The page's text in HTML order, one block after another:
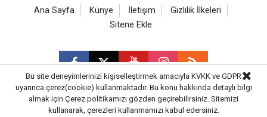
Ana Sayfa Künye İletişim
Gizlilik İlkeleri
Sitene Ekle
CM Bilişim
Bu site deneyimlerinizi kişiselleştirmek amacıyla KVKK ve GDPR
uyarınca çerez(cookie) kullanmaktadır. Bu konu hakkında detaylı bilgi
almak için Çerez politikamızı gözden geçirebilirsiniz. Sitemizi
kullanarak, çerezleri kullanmamızı kabul edersiniz.